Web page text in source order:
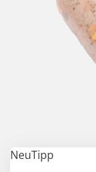
NeuTipp